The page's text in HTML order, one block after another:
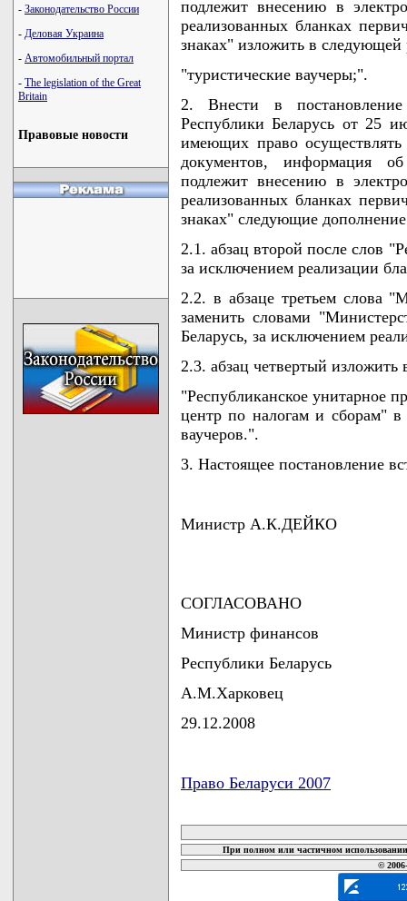
- Законодательство России
- Деловая Украина
- Автомобильный портал
- The legislation of the Great
Britain
Правовые новости
подлежит внесению в
реализованных бланках
знаках" изложить в следующей
"туристические ваучеры;".
2. Внести в
Республики Беларусь от 25
имеющих право
документов, информация
подлежит внесению в
реализованных бланках
знаках" следующие
2.1. абзац второй после слов
за исключением реализации
2.2. в абзаце третьем слова
заменить словами
Беларусь, за исключением
2.3. абзац четвертый
"Республиканское унитарное
центр по налогам и сборам" в
ваучеров.".
3. Настоящее постановление
Министр А.К.ДЕЙКО
СОГЛАСОВАНО
Министр финансов
Республики Беларусь
А.М.Харковец
29.12.2008
Право Беларуси 2007
При полном или частичном
©